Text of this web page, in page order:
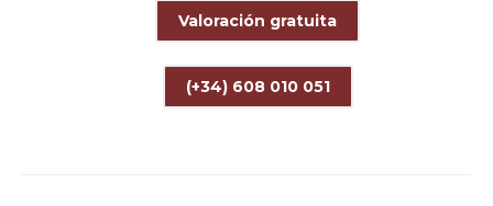
Valoración gratuita
(+34) 608 010 051